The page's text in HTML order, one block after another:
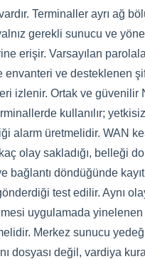
Terminaller ayrı ağ
gerekli sunucu ve
erişir. Varsayılan parolalar
envanteri ve desteklenen
izlenir. Ortak ve güvenilir
kullanılır;
alarm üretmelidir. WAN
olay sakladığı, belleği
bağlantı döndüğünde
test edilir. Aynı
uygulamada yinelenen
Merkez sunucu
dosyası değil, vardiya